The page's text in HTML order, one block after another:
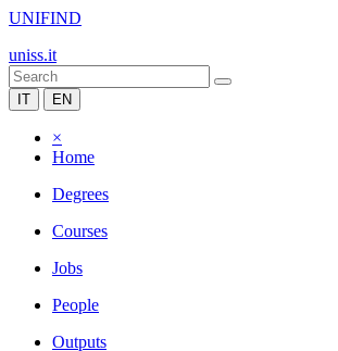
UNIFIND
uniss.it
IT EN
×
Home
Degrees
Courses
Jobs
People
Outputs